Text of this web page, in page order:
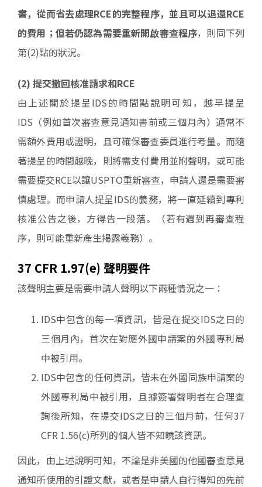
書，從而省去處理RCE的完整程序，並且可以退還RCE
的費用；但若仍認為需要重新開啟審查程序，則同下列
第(2)點的狀況。
(2) 提交撤回核准請求和RCE
由上述關於提呈IDS的時間點說明可知，越早提呈
IDS（例如首次審查意見通知書前或三個月內）通常不
需額外費用或證明，且可確保審查委員進行考量。而隨
著提呈的時間越晚，則將需支付費用並附聲明，或可能
需要提交RCE以讓USPTO重新審查，申請人還是需要審
慎處理。而申請人提呈IDS的義務，將一直延續到專利
核准公告之後，方得告一段落。（若有遇到再審查程
序，則可能重新產生揭露義務）。
37 CFR 1.97(e) 聲明要件
該聲明主要是需要申請人聲明以下兩種情況之一：
IDS中包含的每一項資訊，皆是在提交IDS之日的
三個月內，首次在對應外國申請案的外國專利局
中被引用。
IDS中包含的任何資訊，皆未在外國同族申請案的
外國專利局中被引用，且據簽署聲明者在合理查
詢後所知，在提交IDS之日的三個月前，任何37
CFR 1.56(c)所列的個人皆不知曉該資訊。
因此，由上述說明可知，不論是非美國的他國審查意見
通知所使用的引證文獻，或者是申請人自行得知的先前